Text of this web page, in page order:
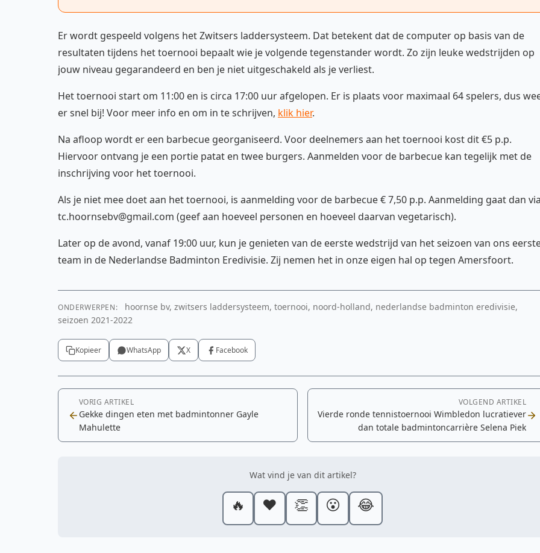
Er wordt gespeeld volgens het Zwitsers laddersysteem. Dat betekent dat de computer op basis van de
resultaten tijdens het toernooi bepaalt wie je volgende tegenstander wordt. Zo zijn leuke wedstrijden op
jouw niveau gegarandeerd en ben je niet uitgeschakeld als je verliest.
Het toernooi start om 11:00 en is circa 17:00 uur afgelopen. Er is plaats voor maximaal 64 spelers, dus
er snel bij! Voor meer info en om in te schrijven, klik hier.
Na afloop wordt er een barbecue georganiseerd. Voor deelnemers aan het toernooi kost dit €5 p.p.
Hiervoor ontvang je een portie patat en twee burgers. Aanmelden voor de barbecue kan tegelijk met de
inschrijving voor het toernooi.
Als je niet mee doet aan het toernooi, is aanmelding voor de barbecue € 7,50 p.p. Aanmelding gaat dan
tc.hoornsebv@gmail.com (geef aan hoeveel personen en hoeveel daarvan vegetarisch).
Later op de avond, vanaf 19:00 uur, kun je genieten van de eerste wedstrijd van het seizoen van ons
team in de Nederlandse Badminton Eredivisie. Zij nemen het in onze eigen hal op tegen Amersfoort.
ONDERWERPEN:
hoornse bv, zwitsers laddersysteem, toernooi, noord-holland, nederlandse badminton eredivisie,
seizoen 2021-2022
Kopieer WhatsApp X Facebook
VORIG ARTIKEL
Gekke dingen eten met badmintonner Gayle
Mahulette
VOLGEND ARTIKEL
Vierde ronde tennistoernooi Wimbledon lucratiever
dan totale badmintoncarrière Selena Piek
Wat vind je van dit artikel?
🔥 ❤️ 👏 😮 😂